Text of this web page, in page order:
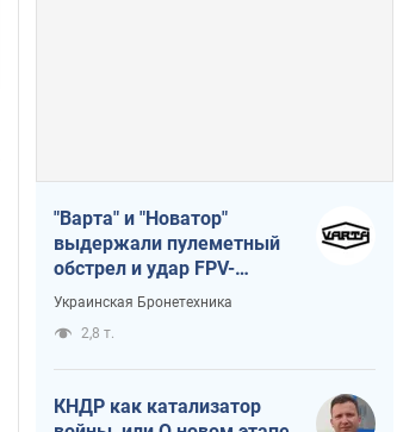
"Варта" и "Новатор"
выдержали пулеметный
обстрел и удар FPV-
дрона, сохранив жизнь
Украинская Бронетехника
2,8 т.
КНДР как катализатор